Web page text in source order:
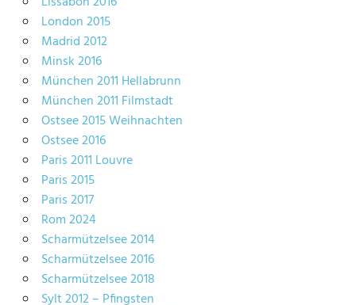
London 2015
Madrid 2012
Minsk 2016
München 2011 Hellabrunn
München 2011 Filmstadt
Ostsee 2015 Weihnachten
Ostsee 2016
Paris 2011 Louvre
Paris 2015
Paris 2017
Rom 2024
Scharmützelsee 2014
Scharmützelsee 2016
Scharmützelsee 2018
Sylt 2012 – Pfingsten